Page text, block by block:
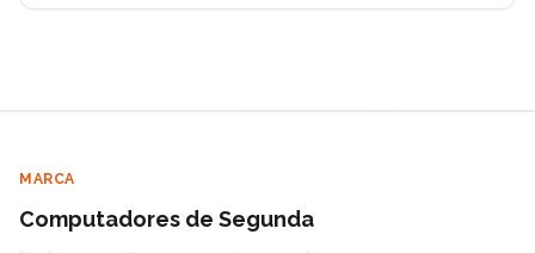
MARCA
Computadores de Segunda